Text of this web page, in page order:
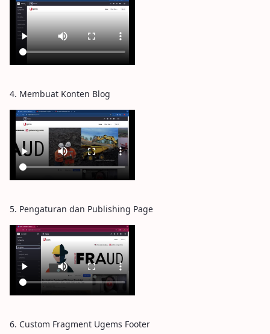
4. Membuat Konten Blog
5. Pengaturan dan Publishing Page
6. Custom Fragment Ugems Footer